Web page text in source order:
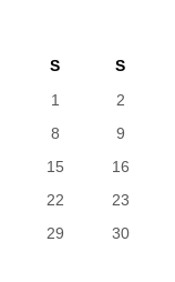
S S
1
2
8
9
15
16
22
23
29
30